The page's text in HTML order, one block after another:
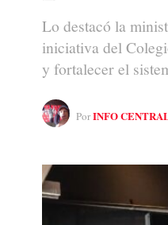
Lo destacó la
iniciativa del
y fortalecer el
PorINFO